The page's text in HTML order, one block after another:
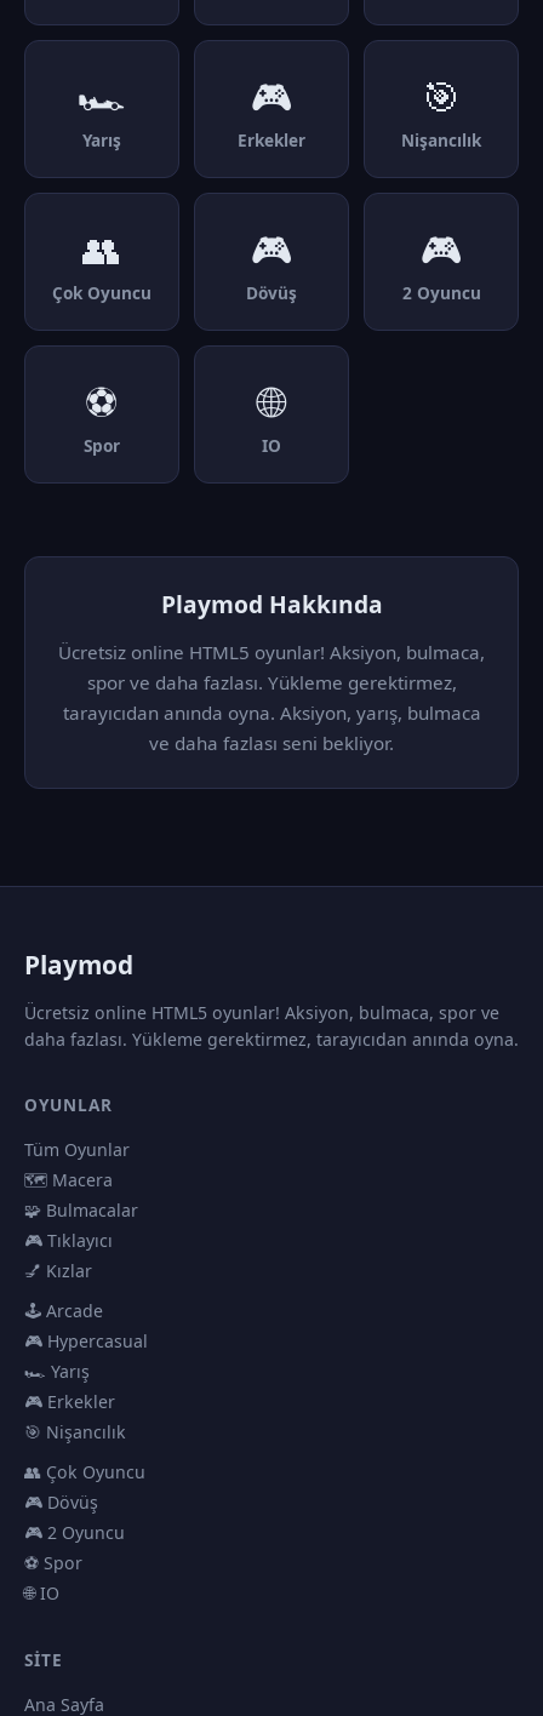
🏎️
Yarış
🎮
Erkekler
🎯
Nişancılık
👥
Çok Oyuncu
🎮
Dövüş
🎮
2 Oyuncu
⚽
Spor
🌐
IO
Playmod Hakkında
Ücretsiz online HTML5 oyunlar! Aksiyon, bulmaca,
spor ve daha fazlası. Yükleme gerektirmez,
tarayıcıdan anında oyna. Aksiyon, yarış, bulmaca
ve daha fazlası seni bekliyor.
Playmod
Ücretsiz online HTML5 oyunlar! Aksiyon, bulmaca, spor ve
daha fazlası. Yükleme gerektirmez, tarayıcıdan anında oyna.
OYUNLAR
Tüm Oyunlar
🗺️ Macera
🧩 Bulmacalar
🎮 Tıklayıcı
💅 Kızlar
🕹️ Arcade
🎮 Hypercasual
🏎️ Yarış
🎮 Erkekler
🎯 Nişancılık
👥 Çok Oyuncu
🎮 Dövüş
🎮 2 Oyuncu
⚽ Spor
🌐 IO
SITE
Ana Sayfa